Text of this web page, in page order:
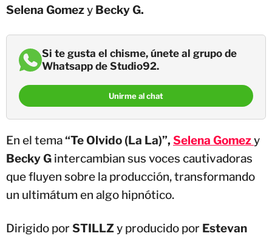
Selena Gomezy Becky G.
Si te gusta el chisme, únete al grupo de
Whatsapp de Studio92.
Unirme al chat
En el tema“Te Olvido (La La)”, Selena Gomezy
Becky G intercambian sus voces cautivadoras
que fluyen sobre la producción, transformando
un ultimátum en algo hipnótico.
Dirigido por STILLZy producido por Estevan